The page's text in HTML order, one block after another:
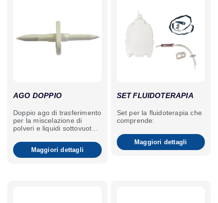
AGO DOPPIO
Doppio ago di trasferimento
per la miscelazione di
polveri e liquidi sottovuoto,
Maggiori dettagli
SET FLUIDOTERAPIA
Set per la fluidoterapia che
comprende:
Maggiori dettagli